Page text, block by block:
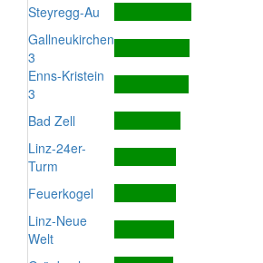
Steyregg-Au
Gallneukirchen
3
Enns-Kristein
3
Bad Zell
Linz-24er-
Turm
Feuerkogel
Linz-Neue
Welt